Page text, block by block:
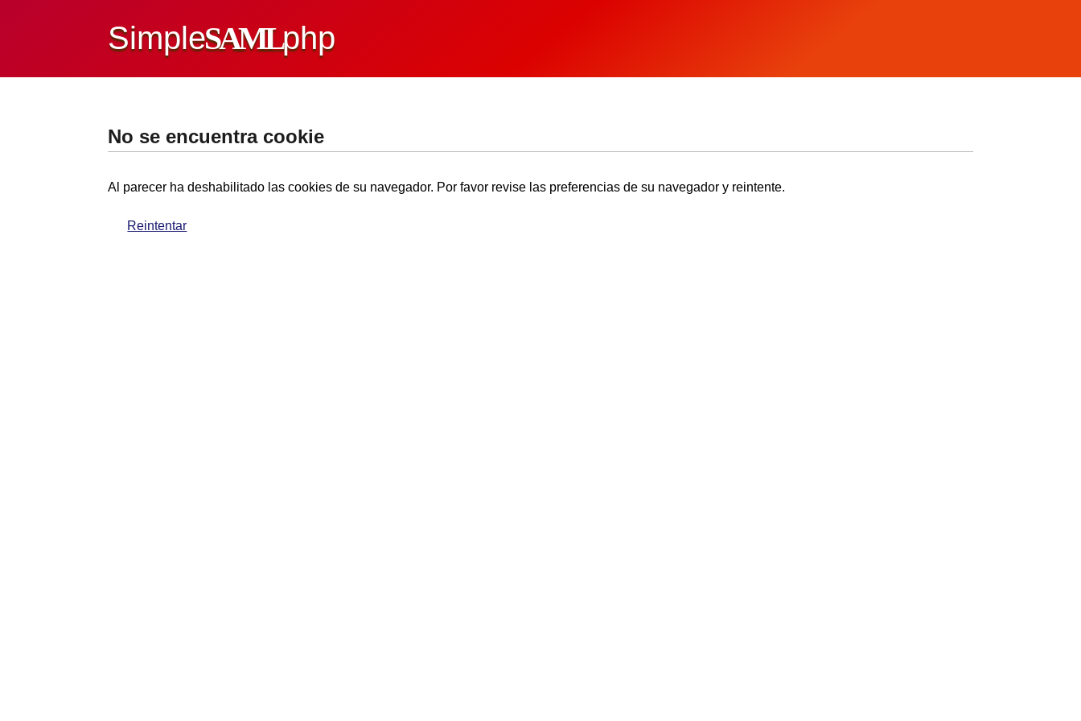
SimpleSAMLphp
No se encuentra cookie
Al parecer ha deshabilitado las cookies de su navegador. Por favor revise las preferencias de su navegador y reintente.
Reintentar